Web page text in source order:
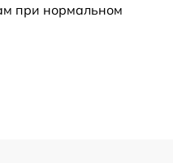
при нормальном